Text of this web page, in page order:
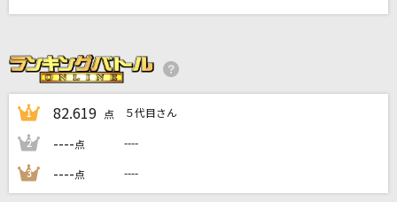
ヨーメイ
プシ
六兆年と一夜物語
kemu feat.IA
1 82.619 点 ５代目さん
2 ----点 ----
3 ----点 ----